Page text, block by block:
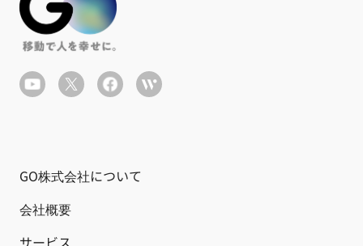
GO株式会社について
会社概要
サービス